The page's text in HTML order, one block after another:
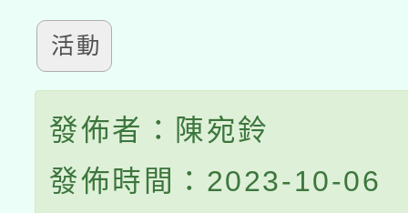
活動
發佈者：陳宛鈴
發佈時間：2023-10-06